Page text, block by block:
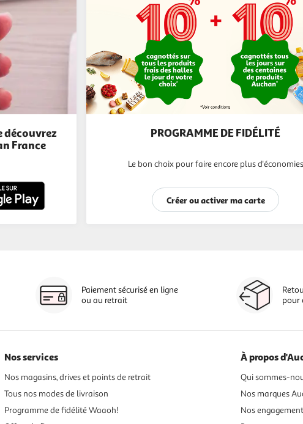
découvrez
France
PROGRAMME DE FIDÉLITÉ
Le bon choix pour faire encore plus d'économies
Créer ou activer ma carte
Paiement sécurisé en ligne
ou au retrait
pour
Nos services
Nos magasins, drives et points de retrait
Tous nos modes de livraison
Programme de fidélité Waaoh!
À propos
Qui sommes-
Nos marques
Nos